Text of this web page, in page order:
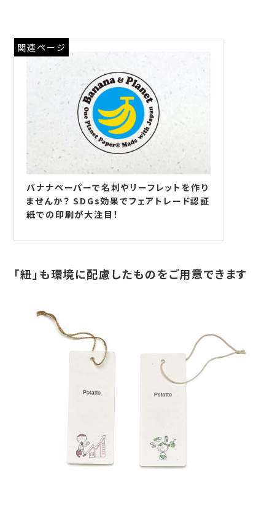
関連ページ
バナナペーパーで名刺やリーフレットを作り
ませんか？ SDGs効果でフェアトレード認証
紙での印刷が大注目！
「紐」も環境に配慮したものをご用意できます